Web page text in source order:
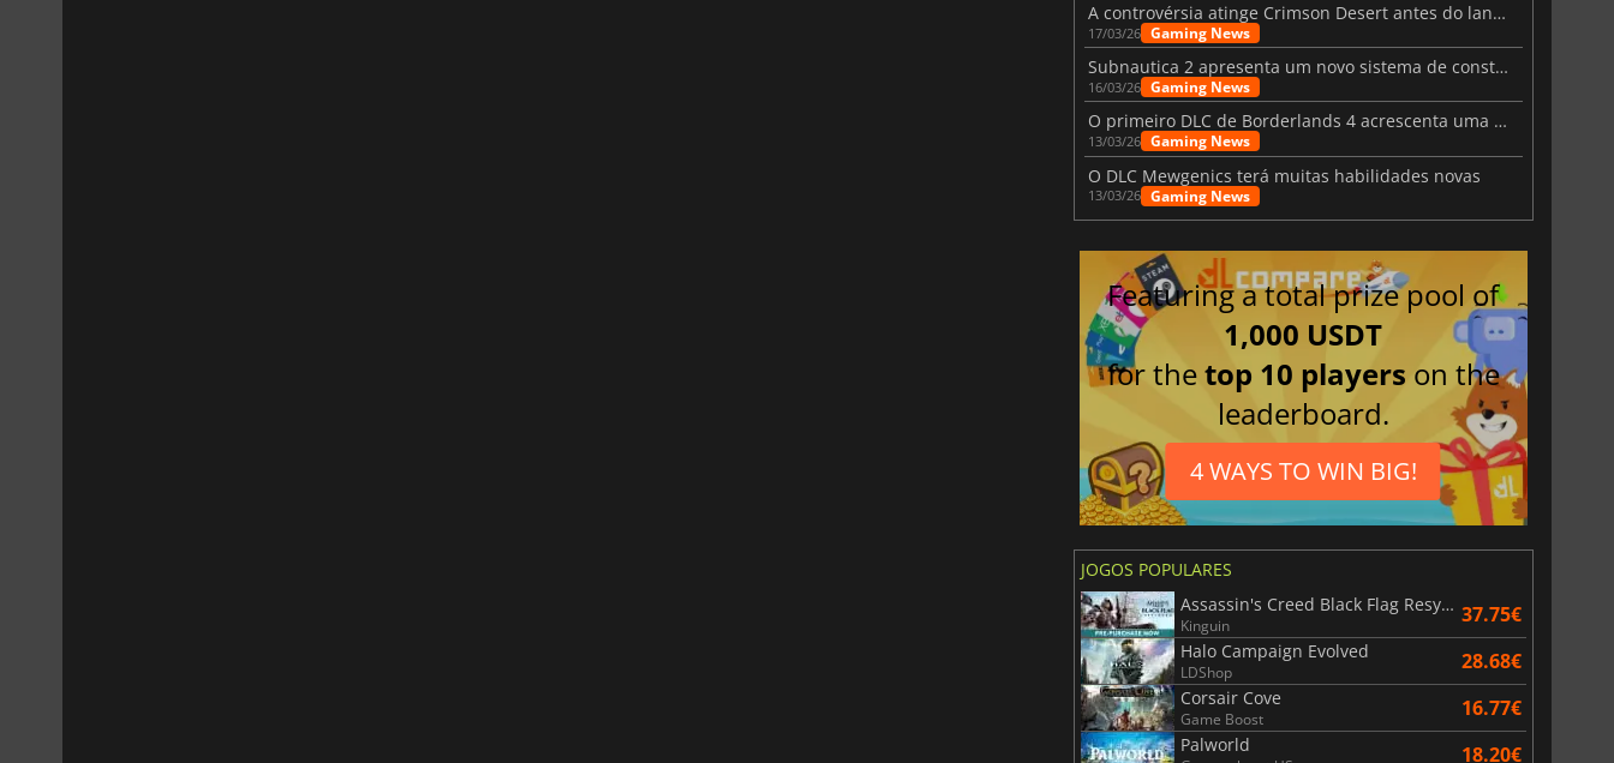
A controvérsia atinge Crimson Desert antes do lançamento
17/03/26 Gaming News
Subnautica 2 apresenta um novo sistema de construção de bases
16/03/26 Gaming News
O primeiro DLC de Borderlands 4 acrescenta uma nova personagem e muito mais
13/03/26 Gaming News
O DLC Mewgenics terá muitas habilidades novas
13/03/26 Gaming News
Featuring a total prize pool of
1,000 USDT
for thetop 10 players on the
leaderboard.
4 WAYS TO WIN BIG!
JOGOS POPULARES
Assassin's Creed Black Flag Resynced
Kinguin 37.75€
Halo Campaign Evolved
LDShop 28.68€
Corsair Cove
Game Boost 16.77€
Palworld 18.20€